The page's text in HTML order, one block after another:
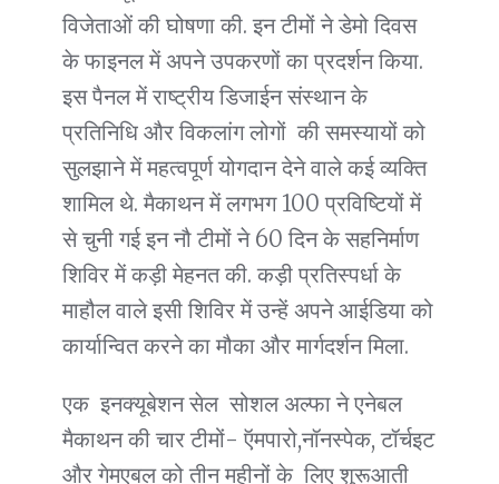
विजेताओं की घोषणा की. इन टीमों ने डेमो दिवस
के फाइनल में अपने उपकरणों का प्रदर्शन किया.
इस पैनल में राष्ट्रीय डिजाईन संस्थान के
प्रतिनिधि और विकलांग लोगों की समस्यायों को
सुलझाने में महत्वपूर्ण योगदान देने वाले कई व्यक्ति
शामिल थे. मैकाथन में लगभग 100 प्रविष्टियों में
से चुनी गई इन नौ टीमों ने 60 दिन के सहनिर्माण
शिविर में कड़ी मेहनत की. कड़ी प्रतिस्पर्धा के
माहौल वाले इसी शिविर में उन्हें अपने आईडिया को
कार्यान्वित करने का मौका और मार्गदर्शन मिला.
एक इनक्यूबेशन सेल सोशल अल्फा ने एनेबल
मैकाथन की चार टीमों- ऍमपारो,नॉनस्पेक, टॉर्चइट
और गेमएबल को तीन महीनों के लिए शुरूआती